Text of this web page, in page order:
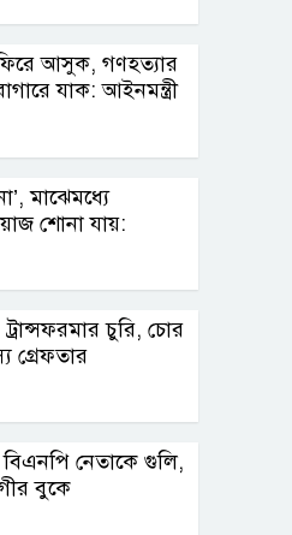
আসুক, গণহত্যার
যাক: আইনমন্ত্রী
মাঝেমধ্যে
শোনা যায়:
চুরি, চোর
গ্রেফতার
নেতাকে গুলি,
বুকে